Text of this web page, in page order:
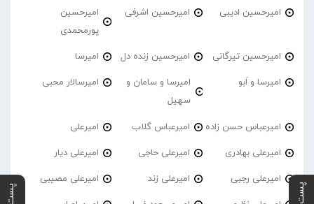
امیرحسین ادیبی امیرحسین اشرفی
امیرحسین
پورمحمدی
امیرحسین تیرگانی امیرحسین زنده دل امیرسا
امیرسا و اَبو
امیرسا و سامان و
سهیل
امیرسالار محبی
امیرعباس حسن زاده امیرعباس گلاب امیرعلی
امیرعلی بهادری امیرعلی حاجی امیرعلی دیار
امیرعلی رجبی امیرعلی زند امیرعلی مصیبی